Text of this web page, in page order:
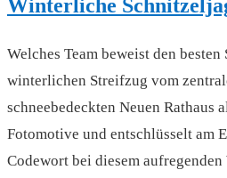
Winterliche
Welches Team beweist den
winterlichen Streifzug vom
schneebedeckten Neuen Rathaus
Fotomotive und entschlüsselt am
Codewort bei diesem